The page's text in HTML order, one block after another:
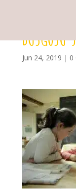
BUSGOSU 5
Jun 24, 2019 | 0